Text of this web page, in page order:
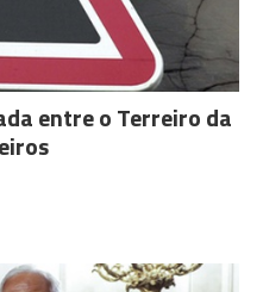
entre o Terreiro da